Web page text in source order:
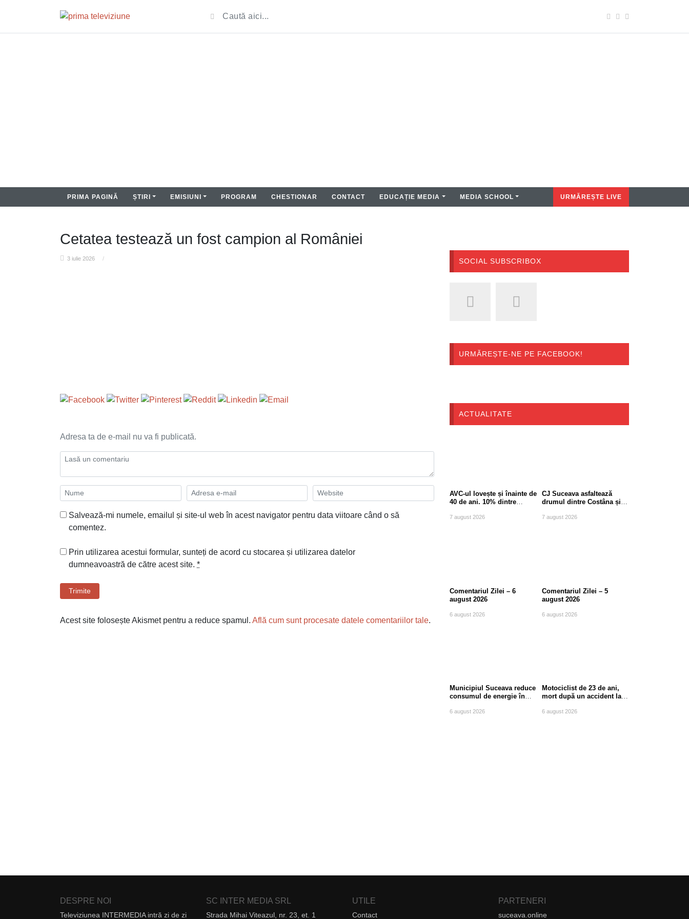
PRIMA PAGINĂ ȘTIRI EMISIUNI PROGRAM CHESTIONAR CONTACT EDUCAȚIE MEDIA MEDIA SCHOOL URMĂREȘTE LIVE
Cetatea testează un fost campion al României
3 iulie 2026 /
Adresa ta de e-mail nu va fi publicată.
Salvează-mi numele, emailul și site-ul web în acest navigator pentru data viitoare când o să
comentez.
Prin utilizarea acestui formular, sunteți de acord cu stocarea și utilizarea datelor
dumneavoastră de către acest site. *
Trimite
Acest site folosește Akismet pentru a reduce spamul. Află cum sunt procesate datele comentariilor tale.
SOCIAL SUBSCRIBOX
URMĂREȘTE-NE PE FACEBOOK!
ACTUALITATE
AVC-ul lovește și înainte de
40 de ani. 10% dintre
tineri
7 august 2026
CJ Suceava asfaltează
drumul dintre Costâna și
11 kilometri
7 august 2026
Comentariul Zilei – 6
august 2026
6 august 2026
Comentariul Zilei – 5
august 2026
6 august 2026
Municipiul Suceava reduce
consumul de energie în
6 august 2026
Motociclist de 23 de ani,
mort după un accident la
6 august 2026
DESPRE NOI
Televiziunea INTERMEDIA intră zi de zi
SC INTER MEDIA SRL
Strada Mihai Viteazul, nr. 23, et. 1
UTILE
Contact
PARTENERI
suceava.online